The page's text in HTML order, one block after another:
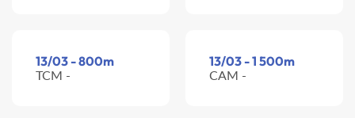
13/03 - 800m
TCM -
13/03 - 1 500m
CAM -